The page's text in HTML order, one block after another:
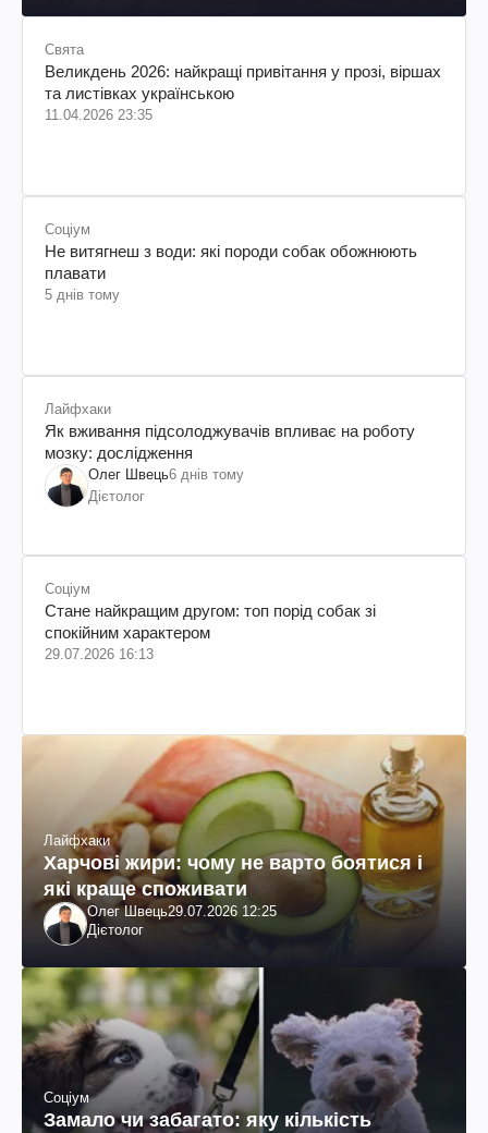
Свята
Великдень 2026: найкращі привітання у прозі, віршах
та листівках українською
11.04.2026 23:35
Соціум
Не витягнеш з води: які породи собак обожнюють
плавати
5 днів тому
Лайфхаки
Як вживання підсолоджувачів впливає на роботу
мозку: дослідження
Олег Швець6 днів тому
Дієтолог
Соціум
Стане найкращим другом: топ порід собак зі
спокійним характером
29.07.2026 16:13
Лайфхаки
Харчові жири: чому не варто боятися і
які краще споживати
Олег Швець29.07.2026 12:25
Дієтолог
Соціум
Замало чи забагато: яку кількість